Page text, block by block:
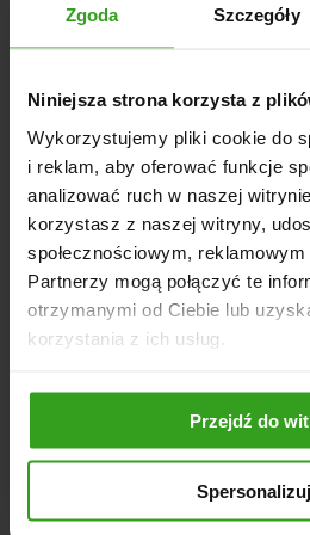
Zgoda Szczegóły
Niniejsza strona korzysta z
Wykorzystujemy pliki cookie do
i reklam, aby oferować funkcje
analizować ruch w naszej
korzystasz z naszej witryny,
społecznościowym, reklamowym
Partnerzy mogą połączyć te
otrzymanymi od Ciebie lub
korzystania z ich usług.
Przejdź do
Spersonalizuj
NASI KLIENCI WYBIERALI